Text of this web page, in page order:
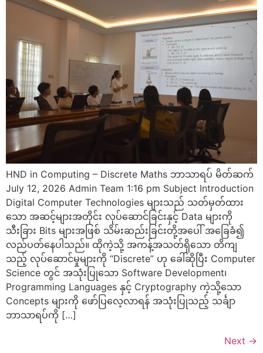
HND in Computing – Discrete Maths ဘာသာရပ် မိတ်ဆက်
July 12, 2026 Admin Team 1:16 pm Subject Introduction
Digital Computer Technologies များသည် သတ်မှတ်ထား
သော အဆင့်များအတိုင်း လုပ်ဆောင်ခြင်းနှင့် Data များကို
သီးခြား Bits များအဖြစ် သိမ်းဆည်းခြင်းတို့အပေါ် အခြေခံ၍
လည်ပတ်နေပါသည်။ ထိုကဲ့သို့ အကန့်အသတ်ရှိသော တိကျ
သည့် လုပ်ဆောင်မှုများကို “Discrete” ဟု ခေါ်ဆိုပြီး Computer
Science တွင် အသုံးပြုသော Software Development၊
Programming Languages နှင့် Cryptography ကဲ့သို့သော
Concepts များကို ဖော်ပြလေ့လာရန် အသုံးပြုသည့် သင်္ချာ
ဘာသာရပ်ကို […]
Next →